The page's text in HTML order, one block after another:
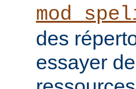
des
essayer